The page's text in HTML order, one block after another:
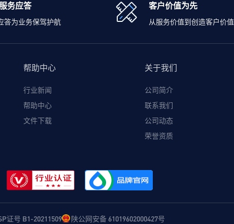
务应答
答为业务保驾护航
客户价值为先
从服务价值到创造客户价值
帮助中心
行业新闻
帮助中心
文件下载
关于我们
公司简介
联系我们
公司动态
荣誉资质
证号 B1-20211509 陕公网安备 61019602000427号